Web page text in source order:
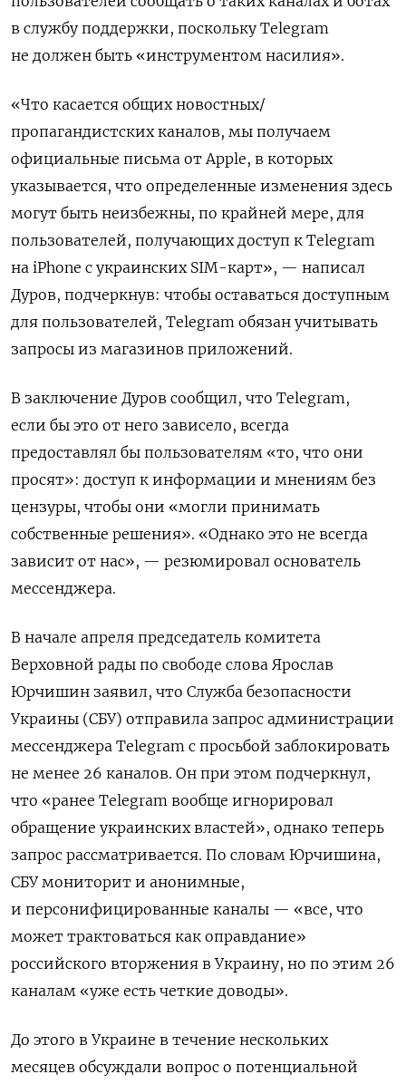
в службу поддержки, поскольку Telegram
не должен быть «инструментом насилия».
«Что касается общих новостных/
пропагандистских каналов, мы получаем
официальные письма от Apple, в которых
указывается, что определенные изменения здесь
могут быть неизбежны, по крайней мере, для
пользователей, получающих доступ к Telegram
на iPhone с украинских SIM-карт», — написал
Дуров, подчеркнув: чтобы оставаться доступным
для пользователей, Telegram обязан учитывать
запросы из магазинов приложений.
В заключение Дуров сообщил, что Telegram,
если бы это от него зависело, всегда
предоставлял бы пользователям «то, что они
просят»: доступ к информации и мнениям без
цензуры, чтобы они «могли принимать
собственные решения». «Однако это не всегда
зависит от нас», — резюмировал основатель
мессенджера.
В начале апреля председатель комитета
Верховной рады по свободе слова Ярослав
Юрчишин заявил, что Служба безопасности
Украины (СБУ) отправила запрос администрации
мессенджера Telegram с просьбой заблокировать
не менее 26 каналов. Он при этом подчеркнул,
что «ранее Telegram вообще игнорировал
обращение украинских властей», однако теперь
запрос рассматривается. По словам Юрчишина,
СБУ мониторит и анонимные,
и персонифицированные каналы — «все, что
может трактоваться как оправдание»
российского вторжения в Украину, но по этим 26
каналам «уже есть четкие доводы».
До этого в Украине в течение нескольких
месяцев обсуждали вопрос о потенциальной